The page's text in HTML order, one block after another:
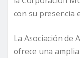
con su presencia
La Asociación de
ofrece una